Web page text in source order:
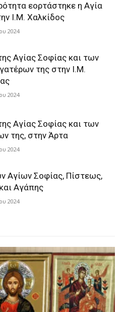
εορτάστηκε η Αγία
Ι.Μ. Χαλκίδος
2024
Αγίας Σοφίας και των
της στην Ι.Μ.
2024
Αγίας Σοφίας και των
της, στην Άρτα
2024
Αγίων Σοφίας, Πίστεως,
Αγάπης
2024